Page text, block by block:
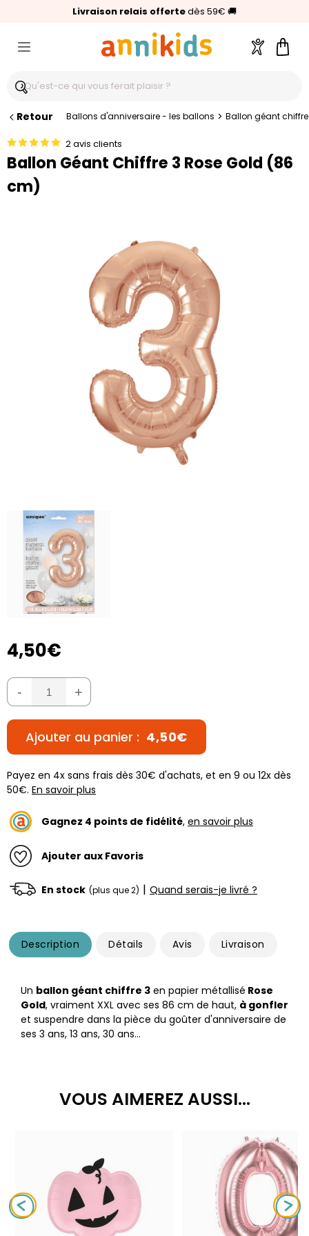
Livraison relais offertedès 59€ 🚚
🥇Palmarès Capital 2025 :Annikids N°1
⭐⭐⭐⭐⭐4,6/5(24 000 avis clients)
Compte
Retour Ballons d'anniversaire - les ballons > Ballon géant
2 avis clients
Ballon Géant Chiffre 3 Rose Gold (86
cm)
4,50€
- +
Ajouter au panier : 4,50€
Payez en 4x sans frais dès 30€ d'achats, et en 9 ou 12x dès
50€. En savoir plus
Gagnez 4 points de fidélité, en savoir plus
Ajouter aux Favoris
En stock (plus que 2) | Quand serais-je livré ?
Description Détails Avis Livraison
Un ballon géant chiffre 3 en papier métallisé Rose
Gold, vraiment XXL avec ses 86 cm de haut, à gonfler
et suspendre dans la pièce du goûter d'anniversaire de
ses 3 ans, 13 ans, 30 ans…
VOUS AIMEREZ AUSSI...